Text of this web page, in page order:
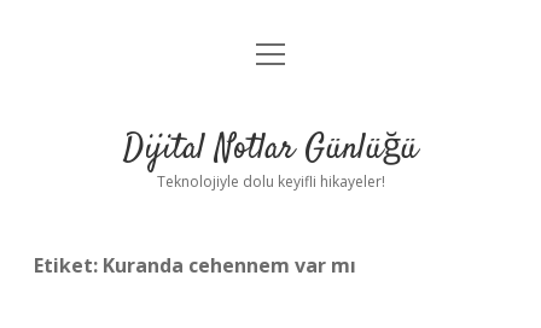
Anasayfa
Yasal Uyarı
menüyü
Dijital Notlar Günlüğü
Teknolojiyle dolu keyifli hikayeler!
Etiket: Kuranda cehennem var mı